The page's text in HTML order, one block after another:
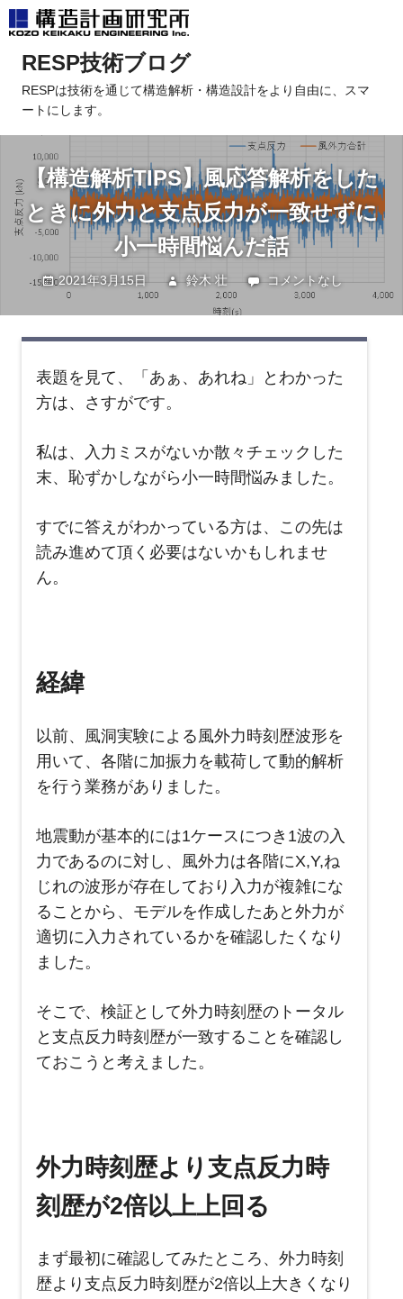
ツ
RESP技術ブログ
RESPは技術を通じて構造解析・構造設計をより自由に、スマ
ートにします。
【構造解析TIPS】風応答解析をした
ときに外力と支点反力が一致せずに
小一時間悩んだ話
2021年3月15日 鈴木 壮 未分類
コメントなし
表題を見て、「あぁ、あれね」とわかった
方は、さすがです。
私は、入力ミスがないか散々チェックした
末、恥ずかしながら小一時間悩みました。
すでに答えがわかっている方は、この先は
読み進めて頂く必要はないかもしれませ
ん。
経緯
以前、風洞実験による風外力時刻歴波形を
用いて、各階に加振力を載荷して動的解析
を行う業務がありました。
地震動が基本的には1ケースにつき1波の入
力であるのに対し、風外力は各階にX,Y,ね
じれの波形が存在しており入力が複雑にな
ることから、モデルを作成したあと外力が
適切に入力されているかを確認したくなり
ました。
そこで、検証として外力時刻歴のトータル
と支点反力時刻歴が一致することを確認し
ておこうと考えました。
外力時刻歴より支点反力時
刻歴が2倍以上上回る
まず最初に確認してみたところ、外力時刻
歴より支点反力時刻歴が2倍以上大きくなり